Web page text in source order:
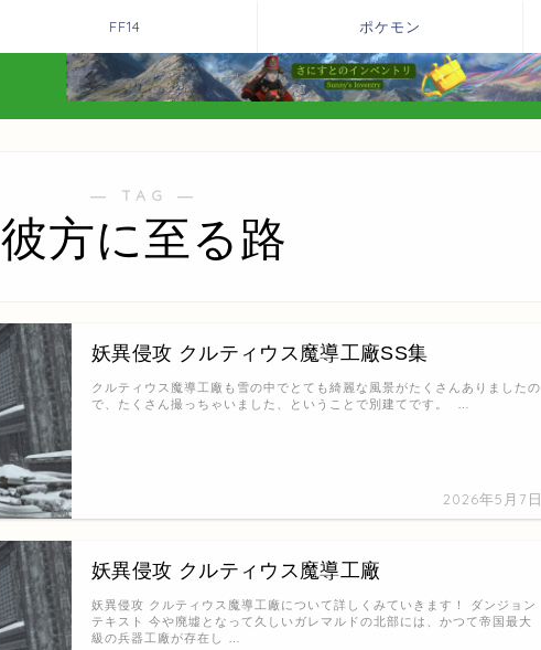
FF14 ポケモン
― TAG ―
彼方に至る路
妖異侵攻 クルティウス魔導工廠SS集
2026年5月7日
クルティウス魔導工廠も雪の中でとても綺麗な風景がたくさんありましたの
で、たくさん撮っちゃいました、ということで別建てです。 …
妖異侵攻 クルティウス魔導工廠
妖異侵攻 クルティウス魔導工廠について詳しくみていきます！ ダンジョン
テキスト 今や廃墟となって久しいガレマルドの北部には、かつて帝国最大
級の兵器工廠が存在し …